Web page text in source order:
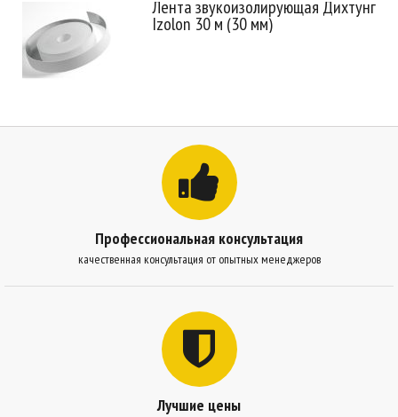
Лента звукоизолирующая Дихтунг
Izolon 30 м (30 мм)
Профессиональная консультация
качественная консультация от опытных менеджеров
Лучшие цены